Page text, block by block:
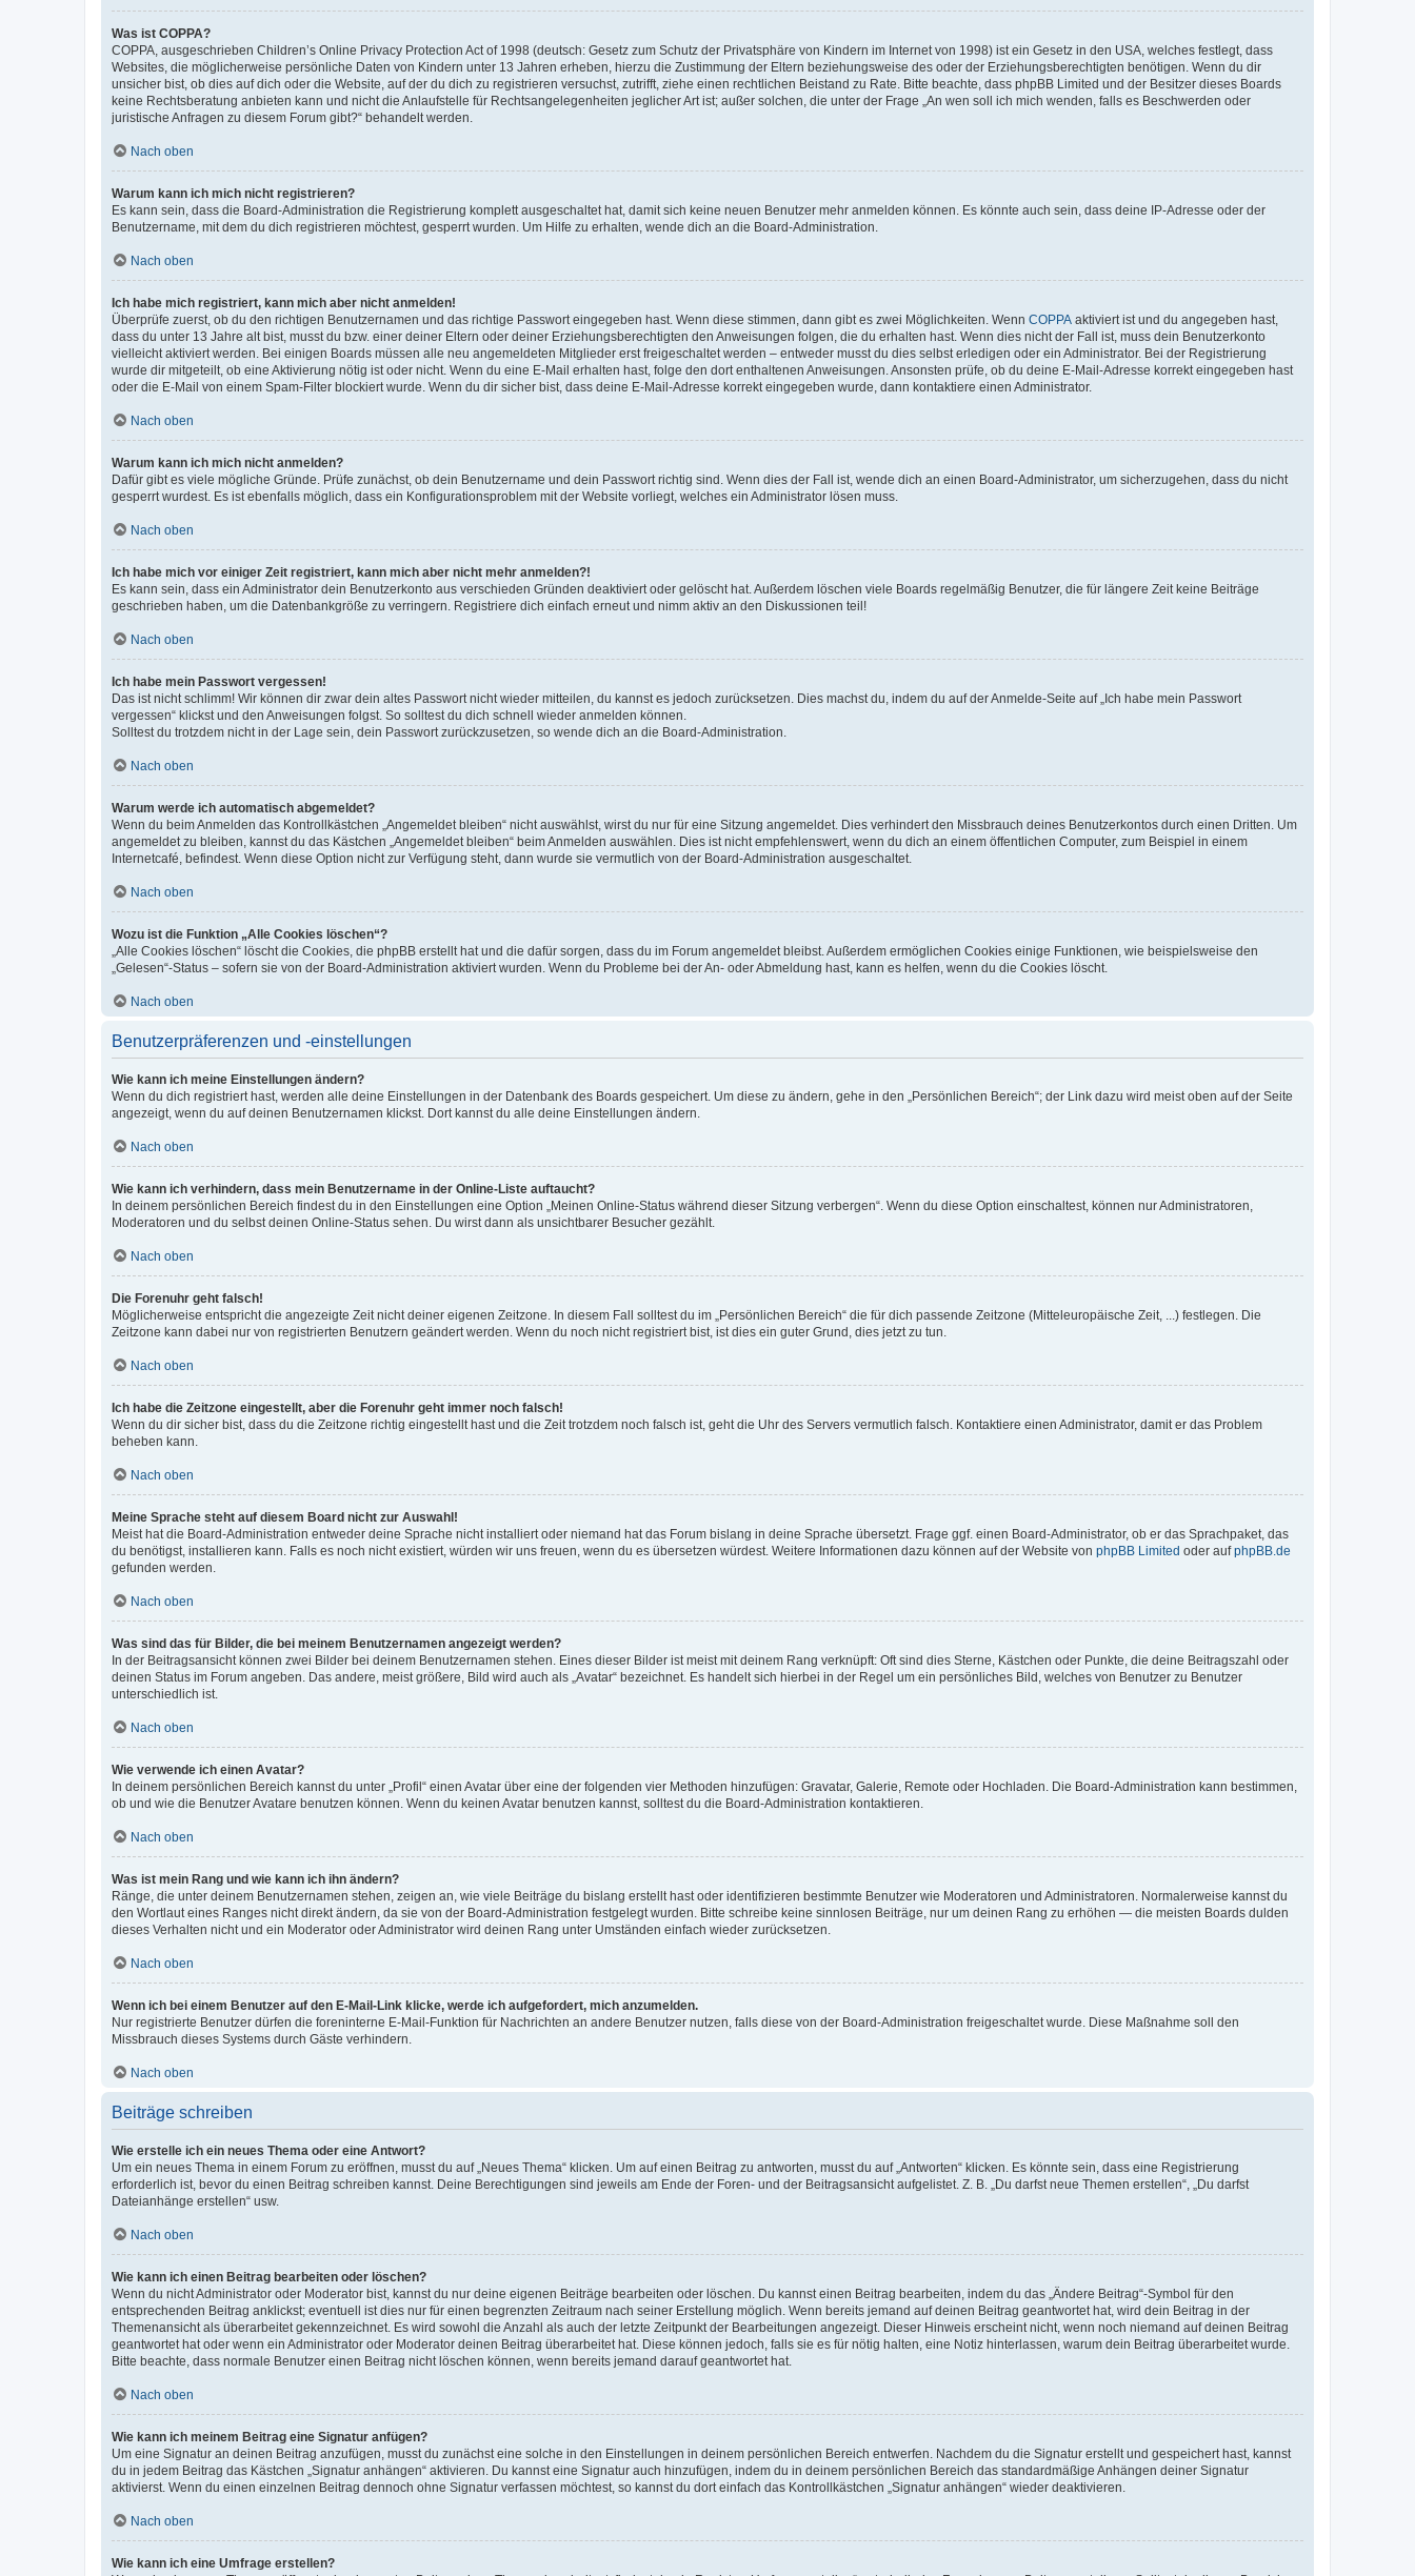
Was ist COPPA?
COPPA, ausgeschrieben Children’s Online Privacy Protection Act of 1998 (deutsch: Gesetz zum Schutz der Privatsphäre von Kindern im Internet von 1998) ist ein Gesetz in den USA, welches festlegt, dass
Websites, die möglicherweise persönliche Daten von Kindern unter 13 Jahren erheben, hierzu die Zustimmung der Eltern beziehungsweise des oder der Erziehungsberechtigten benötigen. Wenn du dir
unsicher bist, ob dies auf dich oder die Website, auf der du dich zu registrieren versuchst, zutrifft, ziehe einen rechtlichen Beistand zu Rate. Bitte beachte, dass phpBB Limited und der Besitzer dieses Boards
keine Rechtsberatung anbieten kann und nicht die Anlaufstelle für Rechtsangelegenheiten jeglicher Art ist; außer solchen, die unter der Frage „An wen soll ich mich wenden, falls es Beschwerden oder
juristische Anfragen zu diesem Forum gibt?“ behandelt werden.
Nach oben
Warum kann ich mich nicht registrieren?
Es kann sein, dass die Board-Administration die Registrierung komplett ausgeschaltet hat, damit sich keine neuen Benutzer mehr anmelden können. Es könnte auch sein, dass deine IP-Adresse oder der
Benutzername, mit dem du dich registrieren möchtest, gesperrt wurden. Um Hilfe zu erhalten, wende dich an die Board-Administration.
Nach oben
Ich habe mich registriert, kann mich aber nicht anmelden!
Überprüfe zuerst, ob du den richtigen Benutzernamen und das richtige Passwort eingegeben hast. Wenn diese stimmen, dann gibt es zwei Möglichkeiten. Wenn COPPA aktiviert ist und du angegeben hast,
dass du unter 13 Jahre alt bist, musst du bzw. einer deiner Eltern oder deiner Erziehungsberechtigten den Anweisungen folgen, die du erhalten hast. Wenn dies nicht der Fall ist, muss dein Benutzerkonto
vielleicht aktiviert werden. Bei einigen Boards müssen alle neu angemeldeten Mitglieder erst freigeschaltet werden – entweder musst du dies selbst erledigen oder ein Administrator. Bei der Registrierung
wurde dir mitgeteilt, ob eine Aktivierung nötig ist oder nicht. Wenn du eine E-Mail erhalten hast, folge den dort enthaltenen Anweisungen. Ansonsten prüfe, ob du deine E-Mail-Adresse korrekt eingegeben hast
oder die E-Mail von einem Spam-Filter blockiert wurde. Wenn du dir sicher bist, dass deine E-Mail-Adresse korrekt eingegeben wurde, dann kontaktiere einen Administrator.
Nach oben
Warum kann ich mich nicht anmelden?
Dafür gibt es viele mögliche Gründe. Prüfe zunächst, ob dein Benutzername und dein Passwort richtig sind. Wenn dies der Fall ist, wende dich an einen Board-Administrator, um sicherzugehen, dass du nicht
gesperrt wurdest. Es ist ebenfalls möglich, dass ein Konfigurationsproblem mit der Website vorliegt, welches ein Administrator lösen muss.
Nach oben
Ich habe mich vor einiger Zeit registriert, kann mich aber nicht mehr anmelden?!
Es kann sein, dass ein Administrator dein Benutzerkonto aus verschieden Gründen deaktiviert oder gelöscht hat. Außerdem löschen viele Boards regelmäßig Benutzer, die für längere Zeit keine Beiträge
geschrieben haben, um die Datenbankgröße zu verringern. Registriere dich einfach erneut und nimm aktiv an den Diskussionen teil!
Nach oben
Ich habe mein Passwort vergessen!
Das ist nicht schlimm! Wir können dir zwar dein altes Passwort nicht wieder mitteilen, du kannst es jedoch zurücksetzen. Dies machst du, indem du auf der Anmelde-Seite auf „Ich habe mein Passwort
vergessen“ klickst und den Anweisungen folgst. So solltest du dich schnell wieder anmelden können.
Solltest du trotzdem nicht in der Lage sein, dein Passwort zurückzusetzen, so wende dich an die Board-Administration.
Nach oben
Warum werde ich automatisch abgemeldet?
Wenn du beim Anmelden das Kontrollkästchen „Angemeldet bleiben“ nicht auswählst, wirst du nur für eine Sitzung angemeldet. Dies verhindert den Missbrauch deines Benutzerkontos durch einen Dritten. Um
angemeldet zu bleiben, kannst du das Kästchen „Angemeldet bleiben“ beim Anmelden auswählen. Dies ist nicht empfehlenswert, wenn du dich an einem öffentlichen Computer, zum Beispiel in einem
Internetcafé, befindest. Wenn diese Option nicht zur Verfügung steht, dann wurde sie vermutlich von der Board-Administration ausgeschaltet.
Nach oben
Wozu ist die Funktion „Alle Cookies löschen“?
„Alle Cookies löschen“ löscht die Cookies, die phpBB erstellt hat und die dafür sorgen, dass du im Forum angemeldet bleibst. Außerdem ermöglichen Cookies einige Funktionen, wie beispielsweise den
„Gelesen“-Status – sofern sie von der Board-Administration aktiviert wurden. Wenn du Probleme bei der An- oder Abmeldung hast, kann es helfen, wenn du die Cookies löscht.
Nach oben
Benutzerpräferenzen und -einstellungen
Wie kann ich meine Einstellungen ändern?
Wenn du dich registriert hast, werden alle deine Einstellungen in der Datenbank des Boards gespeichert. Um diese zu ändern, gehe in den „Persönlichen Bereich“; der Link dazu wird meist oben auf der Seite
angezeigt, wenn du auf deinen Benutzernamen klickst. Dort kannst du alle deine Einstellungen ändern.
Nach oben
Wie kann ich verhindern, dass mein Benutzername in der Online-Liste auftaucht?
In deinem persönlichen Bereich findest du in den Einstellungen eine Option „Meinen Online-Status während dieser Sitzung verbergen“. Wenn du diese Option einschaltest, können nur Administratoren,
Moderatoren und du selbst deinen Online-Status sehen. Du wirst dann als unsichtbarer Besucher gezählt.
Nach oben
Die Forenuhr geht falsch!
Möglicherweise entspricht die angezeigte Zeit nicht deiner eigenen Zeitzone. In diesem Fall solltest du im „Persönlichen Bereich“ die für dich passende Zeitzone (Mitteleuropäische Zeit, ...) festlegen. Die
Zeitzone kann dabei nur von registrierten Benutzern geändert werden. Wenn du noch nicht registriert bist, ist dies ein guter Grund, dies jetzt zu tun.
Nach oben
Ich habe die Zeitzone eingestellt, aber die Forenuhr geht immer noch falsch!
Wenn du dir sicher bist, dass du die Zeitzone richtig eingestellt hast und die Zeit trotzdem noch falsch ist, geht die Uhr des Servers vermutlich falsch. Kontaktiere einen Administrator, damit er das Problem
beheben kann.
Nach oben
Meine Sprache steht auf diesem Board nicht zur Auswahl!
Meist hat die Board-Administration entweder deine Sprache nicht installiert oder niemand hat das Forum bislang in deine Sprache übersetzt. Frage ggf. einen Board-Administrator, ob er das Sprachpaket, das
du benötigst, installieren kann. Falls es noch nicht existiert, würden wir uns freuen, wenn du es übersetzen würdest. Weitere Informationen dazu können auf der Website von phpBB Limited oder aufphpBB.de
gefunden werden.
Nach oben
Was sind das für Bilder, die bei meinem Benutzernamen angezeigt werden?
In der Beitragsansicht können zwei Bilder bei deinem Benutzernamen stehen. Eines dieser Bilder ist meist mit deinem Rang verknüpft: Oft sind dies Sterne, Kästchen oder Punkte, die deine Beitragszahl oder
deinen Status im Forum angeben. Das andere, meist größere, Bild wird auch als „Avatar“ bezeichnet. Es handelt sich hierbei in der Regel um ein persönliches Bild, welches von Benutzer zu Benutzer
unterschiedlich ist.
Nach oben
Wie verwende ich einen Avatar?
In deinem persönlichen Bereich kannst du unter „Profil“ einen Avatar über eine der folgenden vier Methoden hinzufügen: Gravatar, Galerie, Remote oder Hochladen. Die Board-Administration kann bestimmen,
ob und wie die Benutzer Avatare benutzen können. Wenn du keinen Avatar benutzen kannst, solltest du die Board-Administration kontaktieren.
Nach oben
Was ist mein Rang und wie kann ich ihn ändern?
Ränge, die unter deinem Benutzernamen stehen, zeigen an, wie viele Beiträge du bislang erstellt hast oder identifizieren bestimmte Benutzer wie Moderatoren und Administratoren. Normalerweise kannst du
den Wortlaut eines Ranges nicht direkt ändern, da sie von der Board-Administration festgelegt wurden. Bitte schreibe keine sinnlosen Beiträge, nur um deinen Rang zu erhöhen — die meisten Boards dulden
dieses Verhalten nicht und ein Moderator oder Administrator wird deinen Rang unter Umständen einfach wieder zurücksetzen.
Nach oben
Wenn ich bei einem Benutzer auf den E-Mail-Link klicke, werde ich aufgefordert, mich anzumelden.
Nur registrierte Benutzer dürfen die foreninterne E-Mail-Funktion für Nachrichten an andere Benutzer nutzen, falls diese von der Board-Administration freigeschaltet wurde. Diese Maßnahme soll den
Missbrauch dieses Systems durch Gäste verhindern.
Nach oben
Beiträge schreiben
Wie erstelle ich ein neues Thema oder eine Antwort?
Um ein neues Thema in einem Forum zu eröffnen, musst du auf „Neues Thema“ klicken. Um auf einen Beitrag zu antworten, musst du auf „Antworten“ klicken. Es könnte sein, dass eine Registrierung
erforderlich ist, bevor du einen Beitrag schreiben kannst. Deine Berechtigungen sind jeweils am Ende der Foren- und der Beitragsansicht aufgelistet. Z. B. „Du darfst neue Themen erstellen“, „Du darfst
Dateianhänge erstellen“ usw.
Nach oben
Wie kann ich einen Beitrag bearbeiten oder löschen?
Wenn du nicht Administrator oder Moderator bist, kannst du nur deine eigenen Beiträge bearbeiten oder löschen. Du kannst einen Beitrag bearbeiten, indem du das „Ändere Beitrag“-Symbol für den
entsprechenden Beitrag anklickst; eventuell ist dies nur für einen begrenzten Zeitraum nach seiner Erstellung möglich. Wenn bereits jemand auf deinen Beitrag geantwortet hat, wird dein Beitrag in der
Themenansicht als überarbeitet gekennzeichnet. Es wird sowohl die Anzahl als auch der letzte Zeitpunkt der Bearbeitungen angezeigt. Dieser Hinweis erscheint nicht, wenn noch niemand auf deinen Beitrag
geantwortet hat oder wenn ein Administrator oder Moderator deinen Beitrag überarbeitet hat. Diese können jedoch, falls sie es für nötig halten, eine Notiz hinterlassen, warum dein Beitrag überarbeitet wurde.
Bitte beachte, dass normale Benutzer einen Beitrag nicht löschen können, wenn bereits jemand darauf geantwortet hat.
Nach oben
Wie kann ich meinem Beitrag eine Signatur anfügen?
Um eine Signatur an deinen Beitrag anzufügen, musst du zunächst eine solche in den Einstellungen in deinem persönlichen Bereich entwerfen. Nachdem du die Signatur erstellt und gespeichert hast, kannst
du in jedem Beitrag das Kästchen „Signatur anhängen“ aktivieren. Du kannst eine Signatur auch hinzufügen, indem du in deinem persönlichen Bereich das standardmäßige Anhängen deiner Signatur
aktivierst. Wenn du einen einzelnen Beitrag dennoch ohne Signatur verfassen möchtest, so kannst du dort einfach das Kontrollkästchen „Signatur anhängen“ wieder deaktivieren.
Nach oben
Wie kann ich eine Umfrage erstellen?